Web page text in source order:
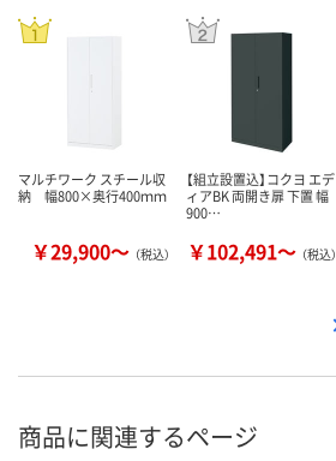
マルチワーク スチール収
納 幅800×奥行400ｍｍ
￥29,900～ （税込）
【組立設置込】コクヨ エデ
ィアBK 両開き扉 下置 幅
900…
￥102,491～ （税込）
商品に関連するページ